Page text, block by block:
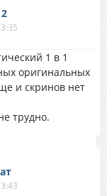
1 в 1
оригинальных
и скринов нет
трудно.